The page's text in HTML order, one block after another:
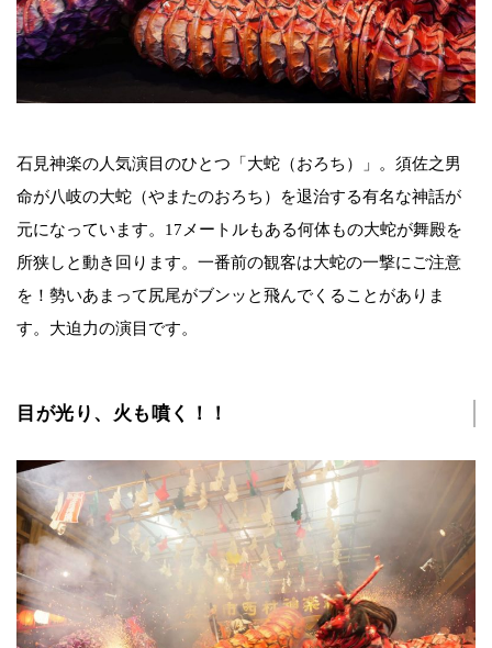
石見神楽の人気演目のひとつ「大蛇（おろち）」。須佐之男
命が八岐の大蛇（やまたのおろち）を退治する有名な神話が
元になっています。17メートルもある何体もの大蛇が舞殿を
所狭しと動き回ります。一番前の観客は大蛇の一撃にご注意
を！勢いあまって尻尾がブンッと飛んでくることがありま
す。大迫力の演目です。
目が光り、火も噴く！！